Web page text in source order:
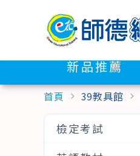
新品推薦
首頁 chevron_right 39教具館 chevron_right
檢定考試